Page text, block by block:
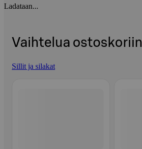
Ladataan...
Vaihtelua ostoskoriin
Sillit ja silakat